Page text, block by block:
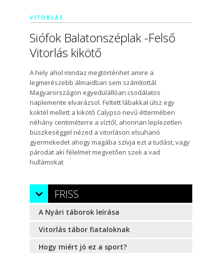
VITORLÁS
Siófok Balatonszéplak -Felső
Vitorlás kikötő
A hely ahol mindaz megtörténhet amire a
legmerészebb álmaidban sem számítottál.
Magyarországon egyedülállóan csodálatos
naplemente elvarázsol. Feltett lábakkal ülsz egy
koktél mellett a kikötő Calypso nevű éttermében
néhány centiméterre a víztől, ahonnan leplezetlen
büszkeséggel nézed a vitorláson elsuhanó
gyermekedet ahogy magába szívja ezt a tudást, vagy
párodat aki félelmet megvetően szeli a vad
hullámokat
FRISS
A Nyári táborok leírása
Vitorlás tábor fiataloknak
Hogy miért jó ez a sport?